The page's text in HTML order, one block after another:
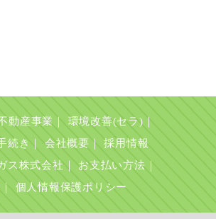
動産事業 環境改善(セラ)
続き 会社概要
採用情報
ス株式会社 お支払い方法
個人情報保護ポリシー